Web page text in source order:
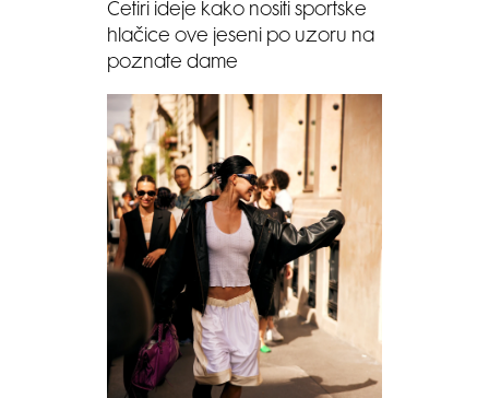
Četiri ideje kako nositi sportske
hlačice ove jeseni po uzoru na
poznate dame